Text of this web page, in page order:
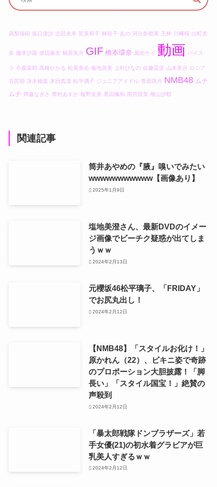
高梨瑞樹 坂口渚沙 志田未来 筧美和子 林鼓子 あの 河出奈都美 王林 川﨑桜 出町杏
奈 藤本沙羅 渡辺麻友 桐原美月 GIF 橋本環奈 風吹ケイ 動画 パイス
ラ 今森茉耶 髙橋ひかる 松尾美佑 菊地亜美 上村ひなの 佐藤栞里 山本美月 ロシア
谷尻萌 冴木柚葉 本田真凜 松平璃子 ジュニアアイドル 菅原咲月 NMB48 ムチ
ムチ 齊藤なぎさ 華村あすか 板野友美 黒田楓和 雨宮留菜 檜山沙耶
関連記事
筒井あやめの『腋』嗅いでみたい
wwwwwwwwwww【画像あり】
2025年1月9日
塩地美澄さん、最新DVDのイメー
ジ画像でビーチク疑惑が出てしま
うｗｗ
2024年2月13日
元櫻坂46松平璃子、「FRIDAY」
でお尻丸出し！
2024年2月12日
【NMB48】「スタイルお化け！」
原かれん（22）、ビキニ姿で奇跡
のプロポーション大胆披露！「脚
長い」「スタイル国宝！」絶賛の
声殺到
2024年2月12日
「暴太郎戦隊ドンブラザーズ」若
手女優(21)の初水着グラビアが巨
乳美人すぎるｗｗ
2024年2月12日